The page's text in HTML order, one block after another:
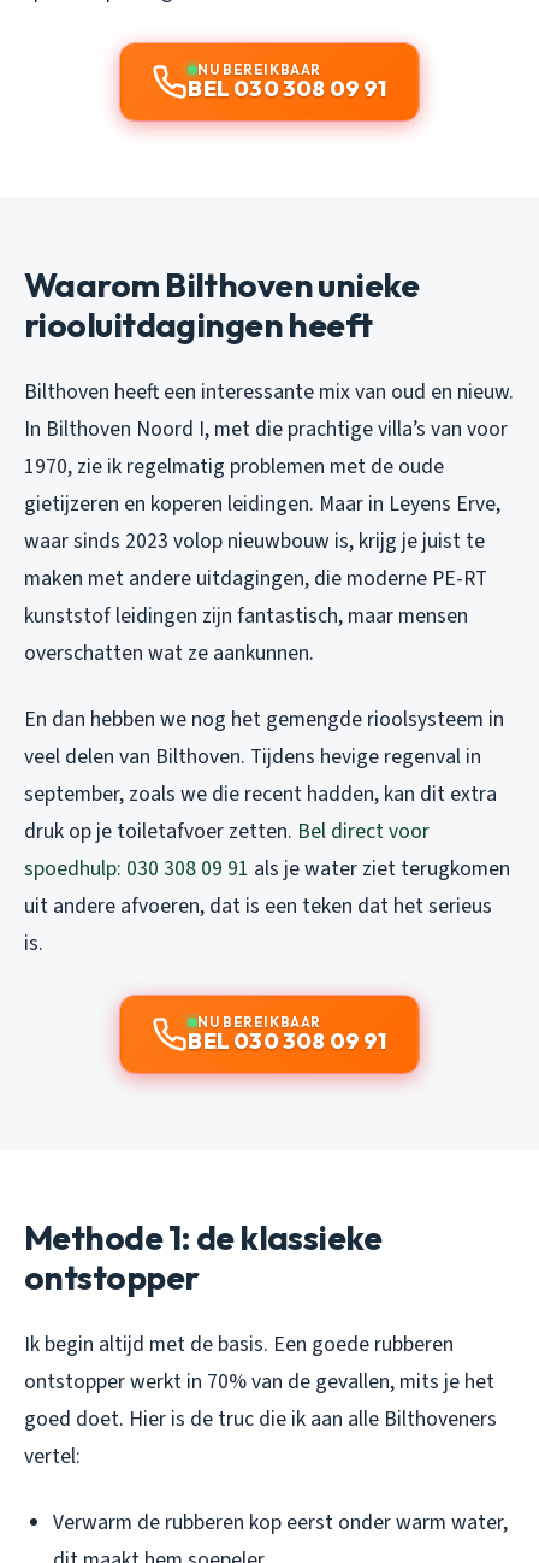
NU BEREIKBAAR
BEL 030 308 09 91
Waarom Bilthoven unieke
riooluitdagingen heeft
Bilthoven heeft een interessante mix van oud en nieuw.
In Bilthoven Noord I, met die prachtige villa’s van voor
1970, zie ik regelmatig problemen met de oude
gietijzeren en koperen leidingen. Maar in Leyens Erve,
waar sinds 2023 volop nieuwbouw is, krijg je juist te
maken met andere uitdagingen, die moderne PE-RT
kunststof leidingen zijn fantastisch, maar mensen
overschatten wat ze aankunnen.
En dan hebben we nog het gemengde rioolsysteem in
veel delen van Bilthoven. Tijdens hevige regenval in
september, zoals we die recent hadden, kan dit extra
druk op je toiletafvoer zetten. Bel direct voor
spoedhulp: 030 308 09 91 als je water ziet terugkomen
uit andere afvoeren, dat is een teken dat het serieus
is.
NU BEREIKBAAR
BEL 030 308 09 91
Methode 1: de klassieke
ontstopper
Ik begin altijd met de basis. Een goede rubberen
ontstopper werkt in 70% van de gevallen, mits je het
goed doet. Hier is de truc die ik aan alle Bilthoveners
vertel:
Verwarm de rubberen kop eerst onder warm water,